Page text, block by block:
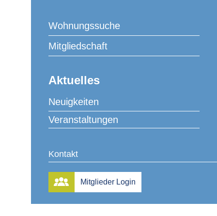
Wohnungssuche
Mitgliedschaft
Aktuelles
Neuigkeiten
Veranstaltungen
Kontakt
Mitglieder Login
Service
Gemeinschaftsraum
Feste feiern wie sie fallen. So viel Spaß das auch
macht – die eigene Wohnung für Partyaktivitäten zu
nutzen ist nicht immer der ganz große Spaß. Gut zu
Verfügung stellt. Dieser Raum liegt in der Hermann-
verfügt über eine Küchenzeile.
Gar nichts! Nähere Informationen gibt’s bei dem